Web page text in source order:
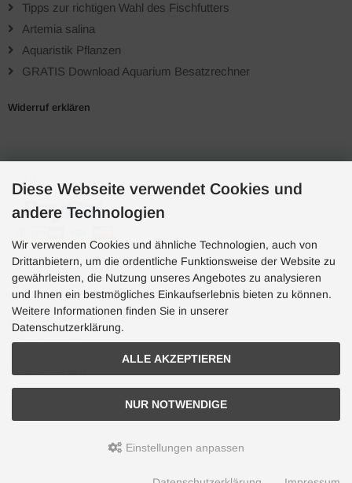
Tipps zur richtigen Wahl des Fischfutters
Artemia salina
Aquaristik Pflanzen
GRATIS Download Aquarium Besatzrechner
Widerruf erklären
Zahlungsarten
Hotline
Hotline
(10:30-15:00 Uhr)
andreas-guder.de
Diese Webseite verwendet Cookies und
andere Technologien
Wir verwenden Cookies und ähnliche Technologien, auch von
Drittanbietern, um die ordentliche Funktionsweise der Website zu
gewährleisten, die Nutzung unseres Angebotes zu analysieren
und Ihnen ein bestmögliches Einkaufserlebnis bieten zu können.
Weitere Informationen finden Sie in unserer
Datenschutzerklärung.
ALLE AKZEPTIEREN
NUR NOTWENDIGE
Einstellungen anpassen